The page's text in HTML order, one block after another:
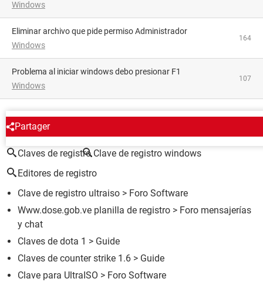
Windows
Eliminar archivo que pide permiso Administrador
Windows
164
Problema al iniciar windows debo presionar F1
Windows
107
Partager
ALREDEDOR DEL MISMO TEMA
Claves de registro Clave de registro windows
Editores de registro
Clave de registro ultraiso > Foro Software
Www.dose.gob.ve planilla de registro > Foro mensajerías
y chat
Claves de dota 1 > Guide
Claves de counter strike 1.6 > Guide
Clave para UltraISO > Foro Software